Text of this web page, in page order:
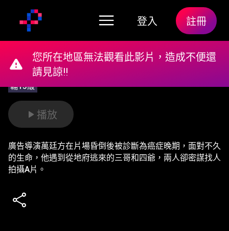
登入 註冊
輔15級
播放
廣告導演萬廷方在片場昏倒後被診斷為癌症晚期，面對不久
的生命，他遇到從地府逃來的三哥和四爺，兩人卻密謀找人
拍攝A片。
您所在地區無法觀看此影片，造成不便還
請見諒!!